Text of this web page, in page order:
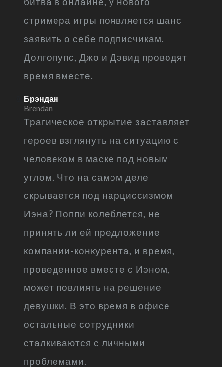
стримера игры появляется шанс
заявить о себе подписчикам.
Долгопупс, Джо и Дэвид проводят
время вместе.
Брэндан
Brendan
Трагическое открытие заставляет
героев взглянуть на ситуацию с
человеком в маске под новым
углом. Что на самом деле
скрывается под нарциссизмом
Иэна? Поппи колеблется, не
принять ли ей предложение
компании-конкурента, и время,
проведенное вместе с Иэном,
может повлиять на решение
девушки. В это время в офисе
остальные сотрудники
сталкиваются с личными
проблемами.